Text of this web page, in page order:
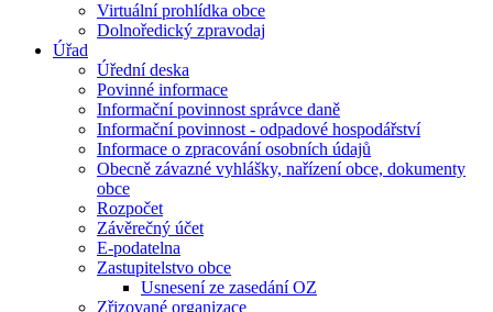
Virtuální prohlídka obce
Dolnoředický zpravodaj
Úřad
Úřední deska
Povinné informace
Informační povinnost správce daně
Informační povinnost - odpadové hospodářství
Informace o zpracování osobních údajů
Obecně závazné vyhlášky, nařízení obce, dokumenty
obce
Rozpočet
Závěrečný účet
E-podatelna
Zastupitelstvo obce
Usnesení ze zasedání OZ
Zřizované organizace